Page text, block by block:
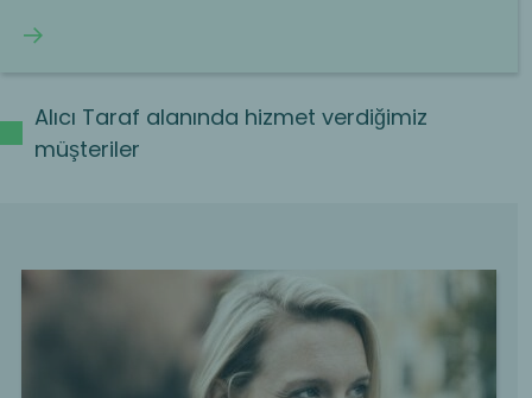
Alıcı Taraf alanında hizmet verdiğimiz
müşteriler